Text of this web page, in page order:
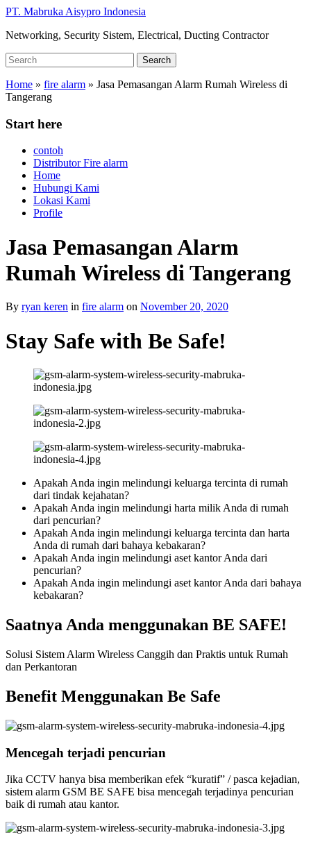
Skip
main
PT. Mabruka Aisypro Indonesia
Networking, Security Sistem, Electrical, Ducting Contractor
Search
for:
Search
Home » fire alarm » Jasa Pemasangan Alarm Rumah Wireless di
Tangerang
Start here
contoh
Distributor Fire alarm
Home
Hubungi Kami
Lokasi Kami
Profile
Jasa Pemasangan Alarm
Rumah Wireless di Tangerang
By ryan keren in fire alarm on November 20, 2020
Stay Safe with Be Safe!
Apakah Anda ingin melindungi keluarga tercinta di rumah
dari tindak kejahatan?
Apakah Anda ingin melindungi harta milik Anda di rumah
dari pencurian?
Apakah Anda ingin melindungi keluarga tercinta dan harta
Anda di rumah dari bahaya kebakaran?
Apakah Anda ingin melindungi aset kantor Anda dari
pencurian?
Apakah Anda ingin melindungi aset kantor Anda dari bahaya
kebakaran?
Saatnya Anda menggunakan BE SAFE!
Solusi Sistem Alarm Wireless Canggih dan Praktis untuk Rumah
dan Perkantoran
Benefit Menggunakan Be Safe
Mencegah terjadi pencurian
Jika CCTV hanya bisa memberikan efek “kuratif” / pasca kejadian,
sistem alarm GSM BE SAFE bisa mencegah terjadinya pencurian
baik di rumah atau kantor.